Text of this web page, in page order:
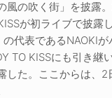
風の吹く街」を披露
が初ライブで披露
の代表であるNAOKIが
TO KISSにも引き継い
した。ここからは、2